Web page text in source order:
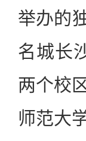
举办的
名城长
两个校
师范大